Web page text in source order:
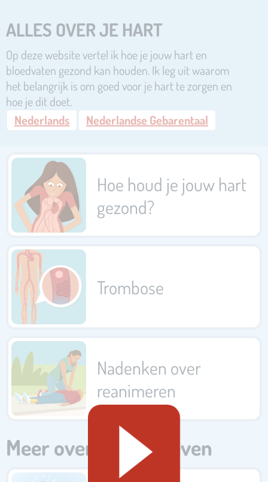
ALLES OVER JE HART
Op deze website vertel ik hoe je jouw hart en
bloedvaten gezond kan houden. Ik leg uit waarom
het belangrijk is om goed voor je hart te zorgen en
hoe je dit doet.
Nederlands
Nederlandse Gebarentaal
Hoe houd je jouw hart
gezond?
Trombose
Nadenken over
reanimeren
Meer over gezond leven